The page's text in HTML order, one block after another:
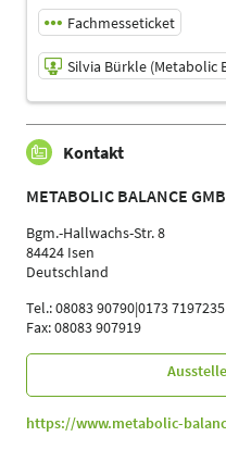
Sportwissenschaftler |
Gesundheitssport | Ärzte
Fachmesseticket
Silvia Bürkle (Metabolic
10.05.2025 | 13:30 -
Silvia Bürkle (Metabolic
Sprache
Deutsch
Themen
Heilpraktiker |
Sportwissenschaftler |
Gesundheitssport | Ärzte
Kontakt
METABOLIC BALANCE
Bgm.-Hallwachs-Str. 8
84424 Isen
Deutschland
Tel.: 08083 90790|0173 7197235
Fax: 08083 907919
https://www.metabolic-